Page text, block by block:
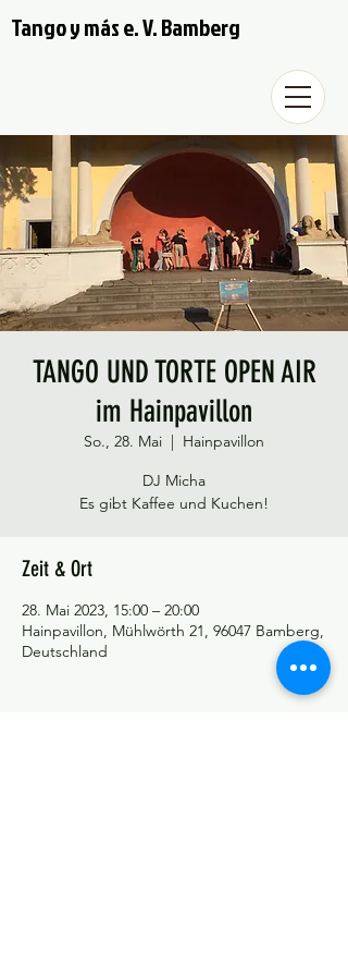
Tango y más e. V. Bamberg
TANGO UND TORTE OPEN AIR
im Hainpavillon
So., 28. Mai
  |
Hainpavillon
DJ Micha
Es gibt Kaffee und Kuchen!
Zeit & Ort
28. Mai 2023, 15:00 – 20:00
Hainpavillon, Mühlwörth 21, 96047 Bamberg,
Deutschland